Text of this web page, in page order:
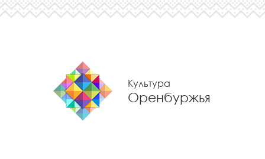
Культура
Оренбуржья